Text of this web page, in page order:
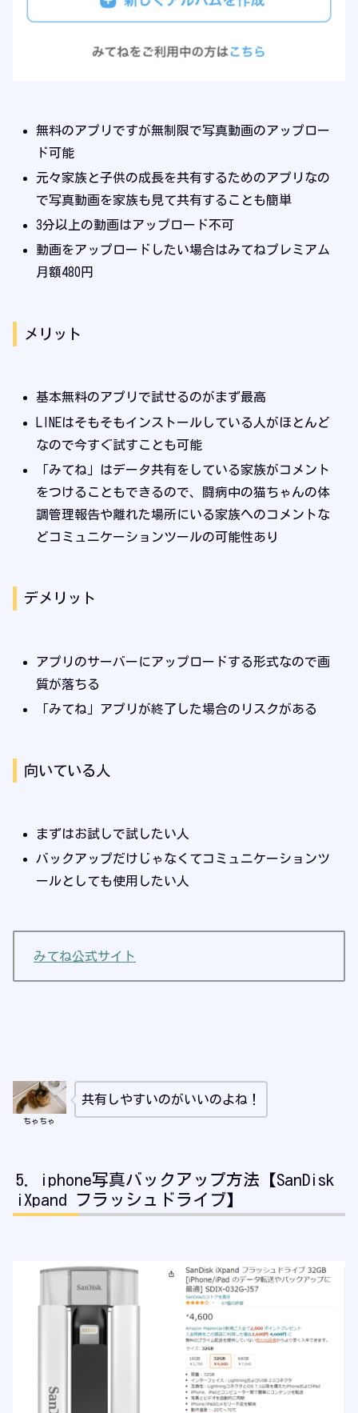
無料のアプリですが無制限で写真動画のアップロー
ド可能
元々家族と子供の成長を共有するためのアプリなの
で写真動画を家族も見て共有することも簡単
3分以上の動画はアップロード不可
動画をアップロードしたい場合はみてねプレミアム
月額480円
メリット
基本無料のアプリで試せるのがまず最高
LINEはそもそもインストールしている人がほとんど
なので今すぐ試すことも可能
「みてね」はデータ共有をしている家族がコメント
をつけることもできるので、闘病中の猫ちゃんの体
調管理報告や離れた場所にいる家族へのコメントな
どコミュニケーションツールの可能性あり
デメリット
アプリのサーバーにアップロードする形式なので画
質が落ちる
「みてね」アプリが終了した場合のリスクがある
向いている人
まずはお試しで試したい人
バックアップだけじゃなくてコミュニケーションツ
ールとしても使用したい人
みてね公式サイト
ちゃちゃ
共有しやすいのがいいのよね！
iphone写真バックアップ方法【SanDisk
iXpand フラッシュドライブ】